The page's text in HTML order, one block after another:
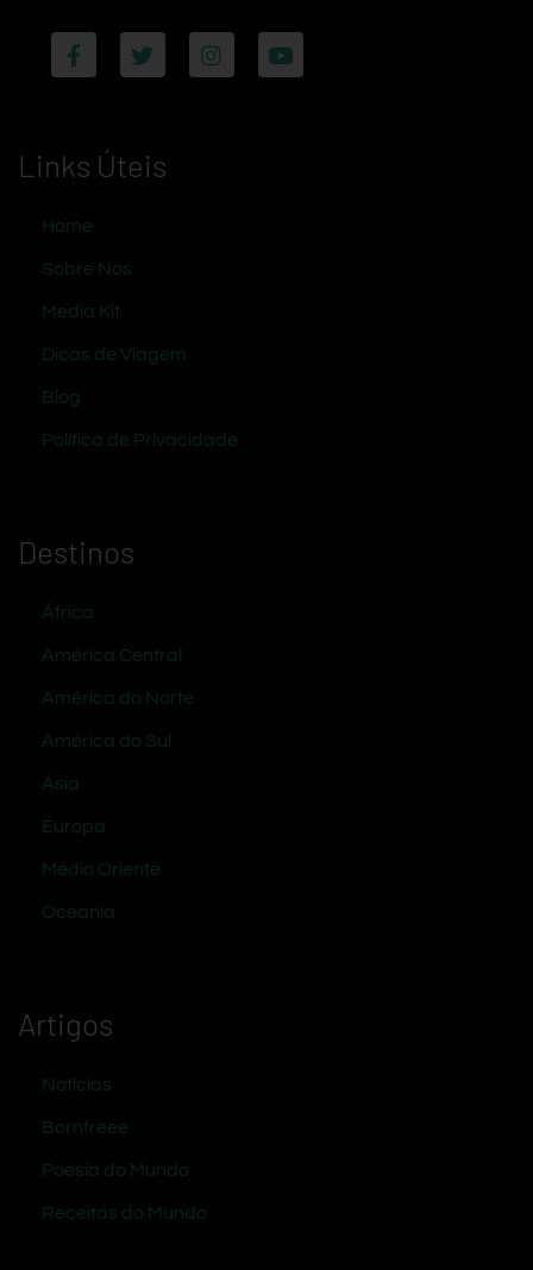
Links Úteis
Home
Sobre Nós
Media Kit
Dicas de Viagem
Blog
Política de Privacidade
Destinos
África
América Central
América do Norte
América do Sul
Ásia
Europa
Médio Oriente
Oceania
Artigos
Notícias
Bornfreee
Poesia do Mundo
Receitas do Mundo